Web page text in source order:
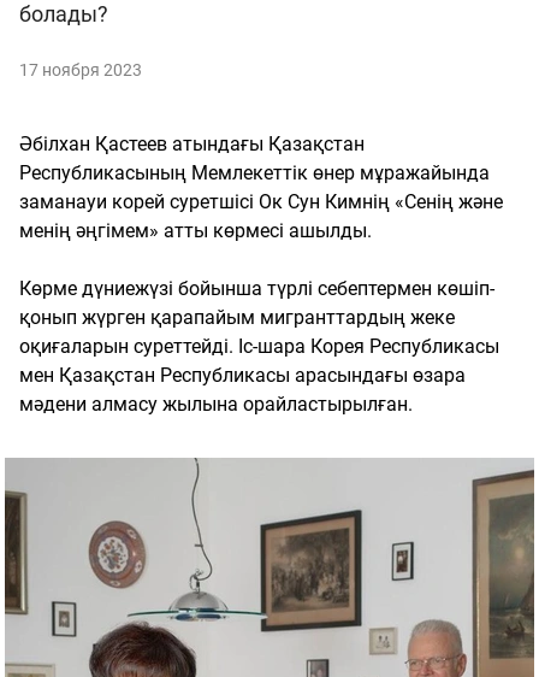
болады?
17 ноября 2023
Әбілхан Қастеев атындағы Қазақстан
Республикасының Мемлекеттік өнер мұражайында
заманауи корей суретшісі Ок Сун Кимнің «Сенің және
менің әңгімем» атты көрмесі ашылды.
Көрме дүниежүзі бойынша түрлі себептермен көшіп-
қонып жүрген қарапайым мигранттардың жеке
оқиғаларын суреттейді. Іс-шара Корея Республикасы
мен Қазақстан Республикасы арасындағы өзара
мәдени алмасу жылына орайластырылған.